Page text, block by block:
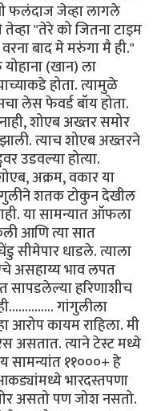
फलंदाज जेव्हा लागले
"तेरे को जितना टाइम
बाद मे मरुंगा मै ही."
(खान) ला
होता. त्यामुळे
लेस फेवर्ड बॉय होता.
शोएब अख्तर समोर
त्याच शोएब अख्तरने
उडवल्या होत्या.
अक्रम, वकार या
शतक टोकुन देखील
या सामन्यात ऑफला
आणि त्या सात
सीमेपार धाडले. त्याला
असहाय्य भाव लपत
सापडलेल्या हरिणाशीच
गांगुलीला
आरोप कायम राहिला. मी
असतात. त्याने टेस्ट मध्ये
सामन्यांत ११०००+ हे
भारदस्तपणा
असतो पण जोश नसतो.